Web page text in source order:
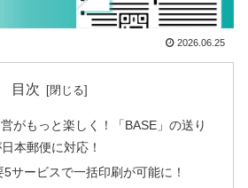
2026.06.25
目次
がもっと楽しく！「BASE」の送り
本郵便に対応！
サービスで一括印刷が可能に！